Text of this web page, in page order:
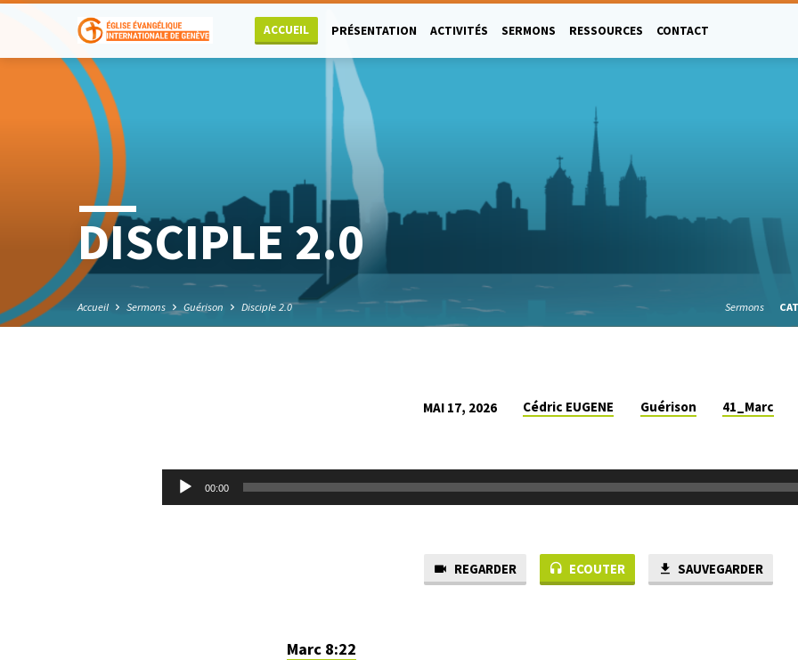
ACCUEIL PRÉSENTATION ACTIVITÉS SERMONS RESSOURCES CONTACT
DISCIPLE 2.0
Accueil Sermons Guérison Disciple 2.0 Sermons
MAI 17, 2026 Cédric EUGENE Guérison 41_Marc
Lecteur 00:00
REGARDER ECOUTER SAUVEGARDER
Marc 8:22